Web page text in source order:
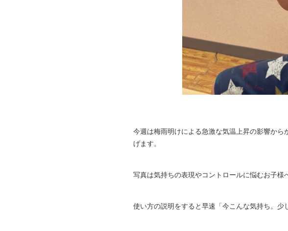
今週は梅雨明けによる急激な気温上昇の影響か
げます。
写真は気持ちの表現やコントロールに悩むお子様
使い方の説明をすると早速「今こんな気持ち。